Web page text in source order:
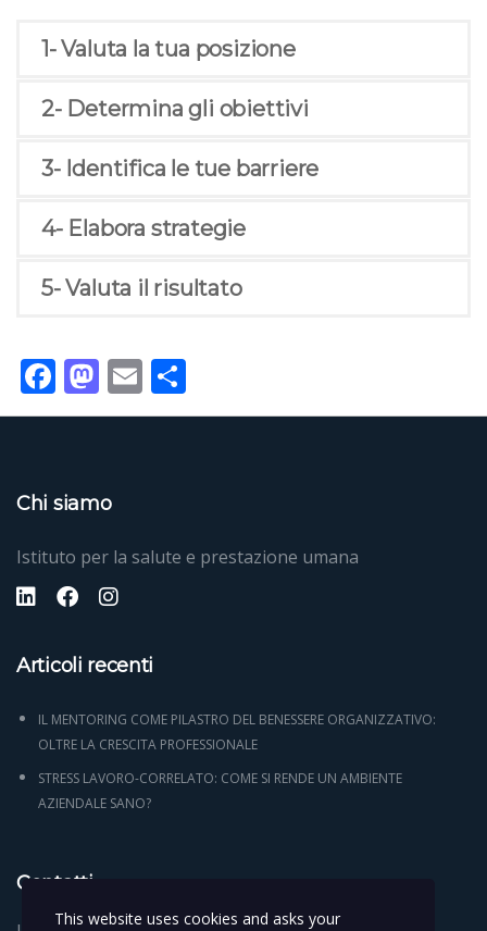
1- Valuta la tua posizione
2- Determina gli obiettivi
3- Identifica le tue barriere
4- Elabora strategie
5- Valuta il risultato
Facebook
Mastodon
Email
Chi siamo
Istituto per la salute e prestazione umana
Articoli recenti
IL MENTORING COME PILASTRO DEL BENESSERE ORGANIZZATIVO:
OLTRE LA CRESCITA PROFESSIONALE
STRESS LAVORO-CORRELATO: COME SI RENDE UN AMBIENTE
AZIENDALE SANO?
Contatti
This website uses cookies and asks your